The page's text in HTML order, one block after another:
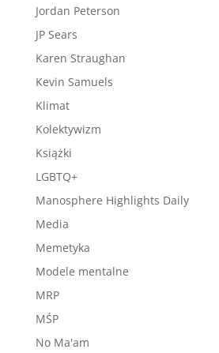
Jordan Peterson
JP Sears
Karen Straughan
Kevin Samuels
Klimat
Kolektywizm
Książki
LGBTQ+
Manosphere Highlights Daily
Media
Memetyka
Modele mentalne
MRP
MŚP
No Ma'am